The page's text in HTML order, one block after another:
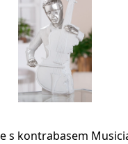
s kontrabasem